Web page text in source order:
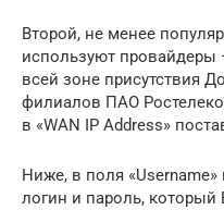
Второй, не менее
используют провайдеры
всей зоне присутствия
филиалов ПАО
в «WAN IP Address»
Ниже, в поля «Username»
логин и пароль,